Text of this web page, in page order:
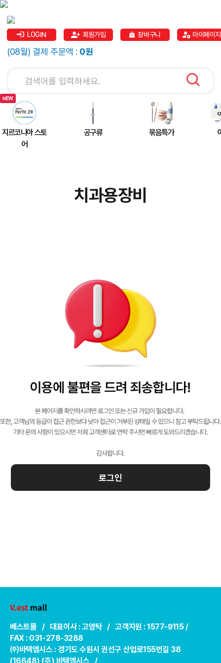
LOGIN 회원가입 장바구니 마이페이지
(08월) 결제 주문액 : 0원
지르코니아 스토
어
공구류 묶음특가
치과용장비
로그인
베스트몰 / 대표이사 : 고영탁 / 고객지원 : 1577-9115 /
FAX : 031-278-3288
㈜바텍엠시스 : 경기도 수원시 권선구 산업로155번길 38
(16648) (주) 바텍엠시스 /